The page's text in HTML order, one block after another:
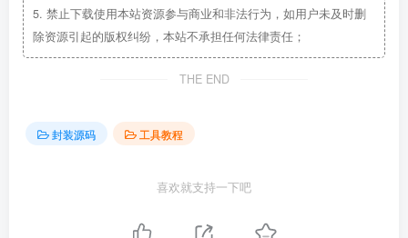
5. 禁止下载使用本站资源参与商业和非法行为，如用户未及时删
除资源引起的版权纠纷，本站不承担任何法律责任；
THE END
封装源码 工具教程
喜欢就支持一下吧